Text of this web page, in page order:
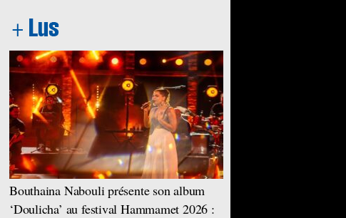
Bouthaina Nabouli présente son album
‘Doulicha’ au festival Hammamet 2026 :